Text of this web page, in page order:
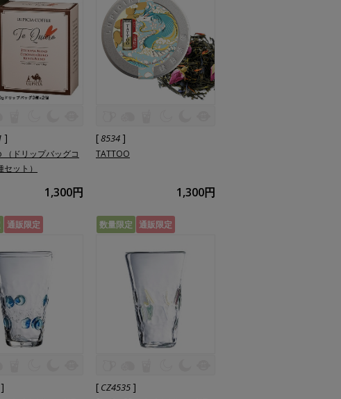
]
ドリップバッグコ
ット）
1,300円
[8534 ]
TATTOO
1,300円
通販限定
]
数量限定 通販限定
[ CZ4535 ]